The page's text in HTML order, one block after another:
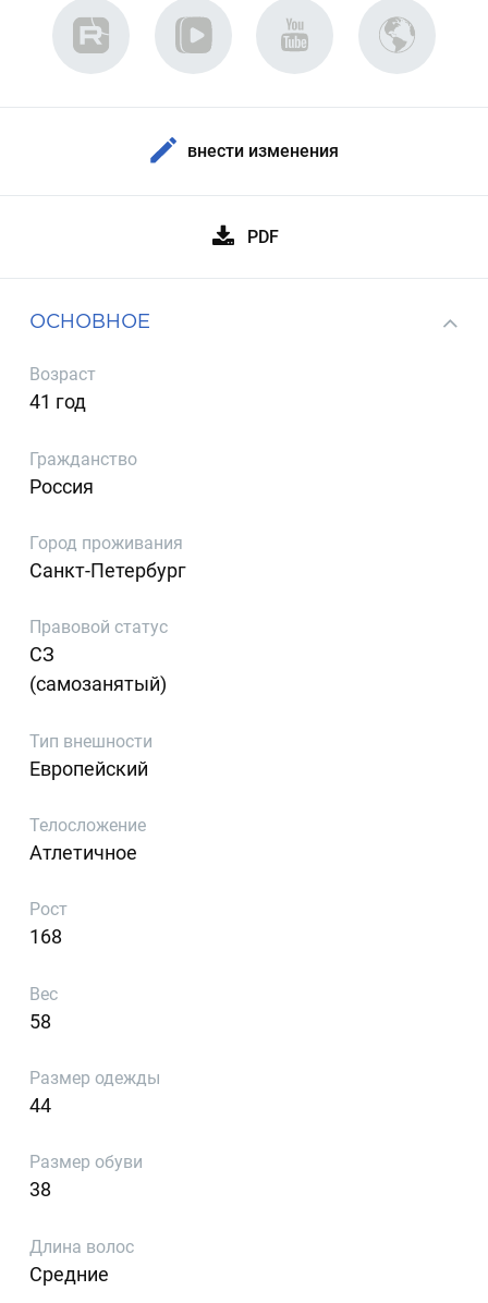
внести изменения
PDF
ОСНОВНОЕ
Возраст
41 год
Гражданство
Россия
Город проживания
Санкт-Петербург
Правовой статус
СЗ
(самозанятый)
Тип внешности
Европейский
Телосложение
Атлетичное
Рост
168
Вес
58
Размер одежды
44
Размер обуви
38
Длина волос
Средние